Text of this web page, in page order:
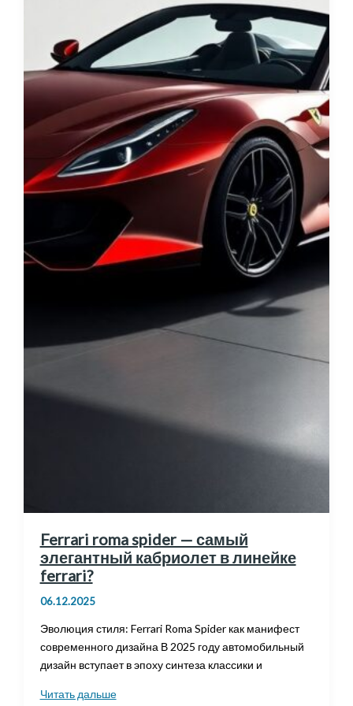
Ferrari roma spider — самый
элегантный кабриолет в линейке
ferrari?
06.12.2025
Эволюция стиля: Ferrari Roma Spider как манифест
современного дизайна В 2025 году автомобильный
дизайн вступает в эпоху синтеза классики и
Ferrari
Читать дальше